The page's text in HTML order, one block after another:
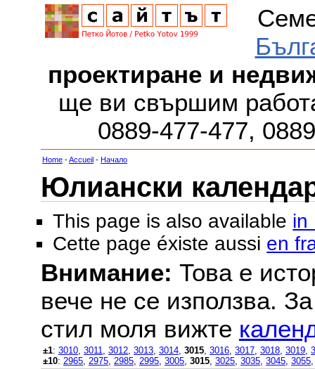
проектиране и
ще ви свършим
0889-477-477,
Home -Accueil - Начало
Юлиански
This page is also available in
Cette page éxiste aussi en
Внимание: Това е
вече не се използва.
стил моля вижте
±1: 3010 3011 3012 3013 3014 3015 3016 3017 3018 3019
±10: 2965 2975 2985 2995 3005 3015 3025 3035 3045 3055